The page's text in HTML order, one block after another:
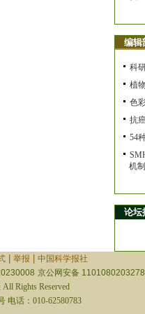
编辑
科
植
色
抗
54
机制
论坛
| 举报
中国科学报社
京公网安备
Rights Reserved
电话：010-62580783